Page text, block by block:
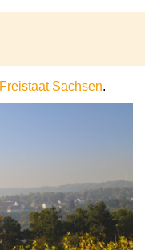
Freistaat Sachsen.